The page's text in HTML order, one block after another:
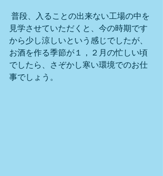
見学させていただくと、今の時期です
から少し涼しいという感じでしたが、
お酒を作る季節が１，２月の忙しい頃
でしたら、さぞかし寒い環境でのお仕
事でしょう。